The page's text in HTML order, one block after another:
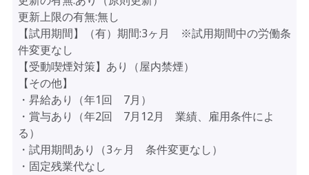
更新上限の有無:無し
【試用期間】（有）期間:3ヶ月 ※試用期間中の労働条
件変更なし
【受動喫煙対策】あり（屋内禁煙）
【その他】
・昇給あり（年1回 7月）
・賞与あり（年2回 7月12月 業績、雇用条件によ
る）
・試用期間あり（3ヶ月 条件変更なし）
・固定残業代なし